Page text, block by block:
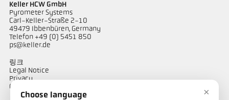
Keller HCW GmbH
Pyrometer Systems
Carl-Keller-Straße 2-10
49479 Ibbenbüren, Germany
Telefon +49 (0) 5451 850
ps@keller.de
링크
Legal Notice
Privacy
GTC
×
Choose language